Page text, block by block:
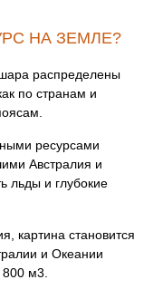
НА ЗЕМЛЕ?
распределены
по странам и
ресурсами
Австралия и
льды и глубокие
картина становится
и Океании
м3.